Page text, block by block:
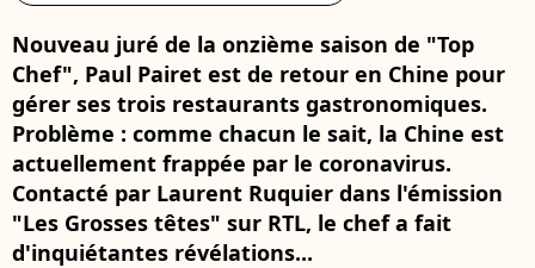
Nouveau juré de la onzième saison de "Top
Chef", Paul Pairet est de retour en Chine pour
gérer ses trois restaurants gastronomiques.
Problème : comme chacun le sait, la Chine est
actuellement frappée par le coronavirus.
Contacté par Laurent Ruquier dans l'émission
"Les Grosses têtes" sur RTL, le chef a fait
d'inquiétantes révélations...